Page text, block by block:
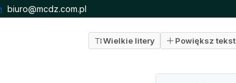
biuro@mcdz.com.pl
Wielkie litery Powiększ tekst